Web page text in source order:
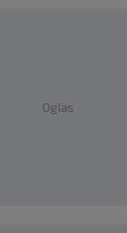
Oglas